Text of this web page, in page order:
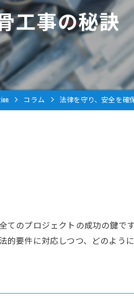
未経験
現場作業員
正社員
転職
工事の秘訣
コラム 法律を守り、安全を確
のプロジェクトの成功の鍵です
的要件に対応しつつ、どのよう